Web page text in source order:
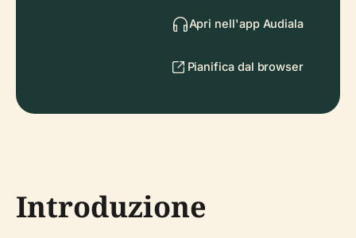
Apri nell'app Audiala
Pianifica dal browser
Introduzione